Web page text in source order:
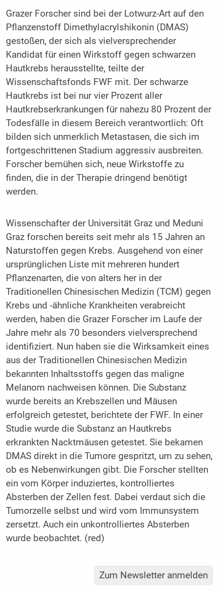
Grazer Forscher sind bei der Lotwurz-Art auf den
Pflanzenstoff Dimethylacrylshikonin (DMAS)
gestoßen, der sich als vielversprechender
Kandidat für einen Wirkstoff gegen schwarzen
Hautkrebs herausstellte, teilte der
Wissenschaftsfonds FWF mit. Der schwarze
Hautkrebs ist bei nur vier Prozent aller
Hautkrebserkrankungen für nahezu 80 Prozent der
Todesfälle in diesem Bereich verantwortlich: Oft
bilden sich unmerklich Metastasen, die sich im
fortgeschrittenen Stadium aggressiv ausbreiten.
Forscher bemühen sich, neue Wirkstoffe zu
finden, die in der Therapie dringend benötigt
werden.
Wissenschafter der Universität Graz und Meduni
Graz forschen bereits seit mehr als 15 Jahren an
Naturstoffen gegen Krebs. Ausgehend von einer
ursprünglichen Liste mit mehreren hundert
Pflanzenarten, die von alters her in der
Traditionellen Chinesischen Medizin (TCM) gegen
Krebs und -ähnliche Krankheiten verabreicht
werden, haben die Grazer Forscher im Laufe der
Jahre mehr als 70 besonders vielversprechend
identifiziert. Nun haben sie die Wirksamkeit eines
aus der Traditionellen Chinesischen Medizin
bekannten Inhaltsstoffs gegen das maligne
Melanom nachweisen können. Die Substanz
wurde bereits an Krebszellen und Mäusen
erfolgreich getestet, berichtete der FWF. In einer
Studie wurde die Substanz an Hautkrebs
erkrankten Nacktmäusen getestet. Sie bekamen
DMAS direkt in die Tumore gespritzt, um zu sehen,
ob es Nebenwirkungen gibt. Die Forscher stellten
ein vom Körper induziertes, kontrolliertes
Absterben der Zellen fest. Dabei verdaut sich die
Tumorzelle selbst und wird vom Immunsystem
zersetzt. Auch ein unkontrolliertes Absterben
wurde beobachtet. (red)
Zum Newsletter anmelden